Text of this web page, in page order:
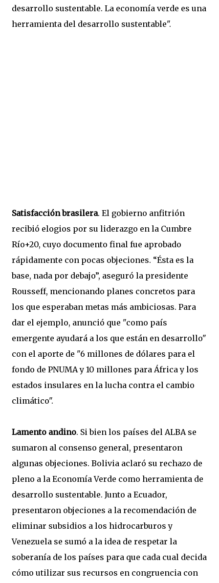
desarrollo sustentable. La economía verde es una
herramienta del desarrollo sustentable".
Satisfacción brasilera. El gobierno anfitrión
recibió elogios por su liderazgo en la Cumbre
Río+20, cuyo documento final fue aprobado
rápidamente con pocas objeciones. “Ésta es la
base, nada por debajo”, aseguró la presidente
Rousseff, mencionando planes concretos para
los que esperaban metas más ambiciosas. Para
dar el ejemplo, anunció que "como país
emergente ayudará a los que están en desarrollo"
con el aporte de "6 millones de dólares para el
fondo de PNUMA y 10 millones para África y los
estados insulares en la lucha contra el cambio
climático".
Lamento andino. Si bien los países del ALBA se
sumaron al consenso general, presentaron
algunas objeciones. Bolivia aclaró su rechazo de
pleno a la Economía Verde como herramienta de
desarrollo sustentable. Junto a Ecuador,
presentaron objeciones a la recomendación de
eliminar subsidios a los hidrocarburos y
Venezuela se sumó a la idea de respetar la
soberanía de los países para que cada cual decida
cómo utilizar sus recursos en congruencia con